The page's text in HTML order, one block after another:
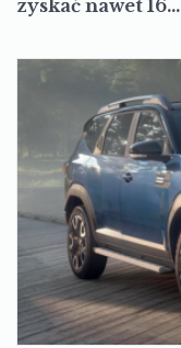
zyskać nawet 16…